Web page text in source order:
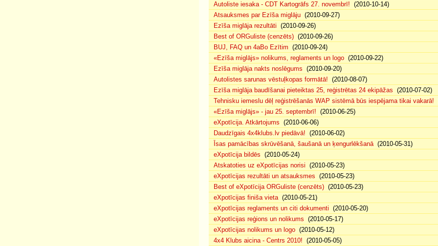
Autoliste iesaka - CDT Kartogrāfs 27. novembrī! (2010-10-14)
Atsauksmes par Ezīša miglāju (2010-09-27)
Ezīša miglāja rezultāti (2010-09-26)
Best of ORGuliste (cenzēts) (2010-09-26)
BUJ, FAQ un 4aBo Ezītim (2010-09-24)
«Ezīša miglājs» nolikums, reglaments un logo (2010-09-22)
Ezīša miglāja nakts noslēgums (2010-09-20)
Autolistes sarunas vēstuļkopas formātā! (2010-08-07)
Ezīša miglāja baudīšanai pieteiktas 25, reģistrētas 24 ekipāžas (2010-07-02)
Tehnisku iemeslu dēļ reģistrēšanās WAP sistēmā būs iespējama tikai vakarā!
«Ezīša miglājs» - jau 25. septembrī! (2010-06-25)
eXpotīcija. Atkārtojums (2010-06-06)
Daudzīgais 4x4klubs.lv piedāvā! (2010-06-02)
Īsas pamācības skrūvēšanā, šaušanā un ķengurlēkšanā(2010-05-31)
eXpotīcija bildēs (2010-05-24)
Atskatoties uz eXpotīcijas norisi (2010-05-23)
eXpotīcijas rezultāti un atsauksmes (2010-05-23)
Best of eXpotīcija ORGuliste (cenzēts) (2010-05-23)
eXpotīcijas finiša vieta(2010-05-21)
eXpotīcijas reglaments un citi dokumenti (2010-05-20)
eXpotīcijas reģions un nolikums (2010-05-17)
eXpotīcijas nolikums un logo (2010-05-12)
4x4 Klubs aicina - Centrs 2010! (2010-05-05)